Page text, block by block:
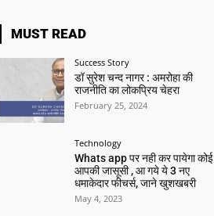
MUST READ
Success Story
डॉ सुरेश चन्द नागर : अमरोहा की
राजनीति का लोकप्रिय चेहरा
February 25, 2024
Technology
Whats app पर नही कर पायेगा कोई
आपकी जासूसी , आ गये ये 3 नए
धमाकेदार फीचर्स, जाने खुशखबरी
May 4, 2023